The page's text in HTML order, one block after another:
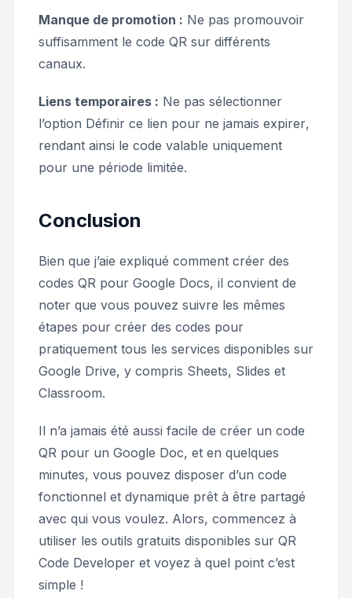
Manque de promotion : Ne pas promouvoir
suffisamment le code QR sur différents
canaux.
Liens temporaires : Ne pas sélectionner
l’option Définir ce lien pour ne jamais expirer,
rendant ainsi le code valable uniquement
pour une période limitée.
Conclusion
Bien que j’aie expliqué comment créer des
codes QR pour Google Docs, il convient de
noter que vous pouvez suivre les mêmes
étapes pour créer des codes pour
pratiquement tous les services disponibles sur
Google Drive, y compris Sheets, Slides et
Classroom.
Il n’a jamais été aussi facile de créer un code
QR pour un Google Doc, et en quelques
minutes, vous pouvez disposer d’un code
fonctionnel et dynamique prêt à être partagé
avec qui vous voulez. Alors, commencez à
utiliser les outils gratuits disponibles sur QR
Code Developer et voyez à quel point c’est
simple !